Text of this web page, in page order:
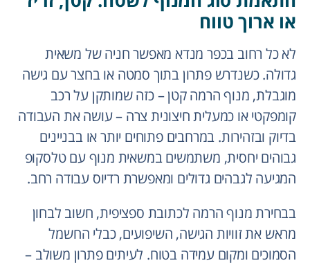
או ארוך טווח
לא כל רחוב בכפר מנדא מאפשר חניה של משאית
גדולה. כשנדרש פתרון בתוך סמטה או בחצר עם גישה
מוגבלת, מנוף הרמה קטן – כזה שמותקן על רכב
קומפקטי או כמעלית חיצונית צרה – עושה את העבודה
בדיוק ובזהירות. במרחבים פתוחים יותר או בבניינים
גבוהים יחסית, משתמשים במשאית מנוף עם טלסקופ
המגיעה לגבהים גדולים ומאפשרת רדיוס עבודה רחב.
בבחירת מנוף הרמה לכתובת ספציפית, חשוב לבחון
מראש את זוויות הגישה, השיפועים, כבלי החשמל
הסמוכים ומקום עמידה בטוח. לעיתים פתרון משולב –